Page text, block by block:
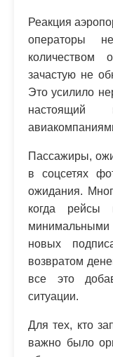
Реакция
операторы
количеством
зачастую не
Это усилило
настоящий
Пассажиры,
в соцсетях
ожидания.
когда рейсы
минимальными
новых
возвратом
все это
ситуации.
Для тех, кто
важно было